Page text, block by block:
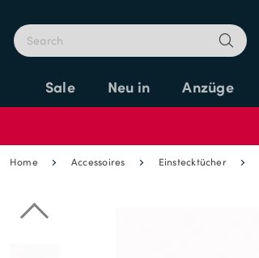
Sale Neu in Anzüge
Home Accessoires Einstecktücher